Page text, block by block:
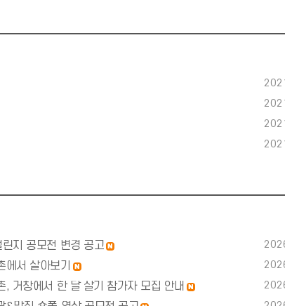
린지 공모전 변경 공고n
서 살아보기 n
w
, 거창에서 한 달 살기 참가자 모집 안내 n